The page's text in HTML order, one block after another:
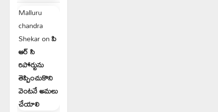
Malluru
chandra
Shekaronపి
ఆర్ సి
రిపోర్టును
తెప్పించుకొని
వెంటనే అమలు
చేయాలి